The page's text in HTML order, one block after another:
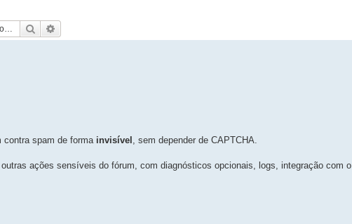
Pesquisar
contra spam de forma invisível , sem depender de CAPTCHA.
ações sensíveis do fórum, com diagnósticos opcionais, logs, integração com